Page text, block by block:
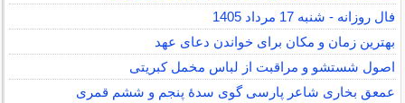
فال روزانه - شنبه 17 مرداد 1405
بهترین زمان و مکان برای خواندن دعای عهد
اصول شستشو و مراقبت از لباس مخمل کبریتی
عمعق بخاری شاعر پارسی گوی سدهٔ پنجم و ششم قمری